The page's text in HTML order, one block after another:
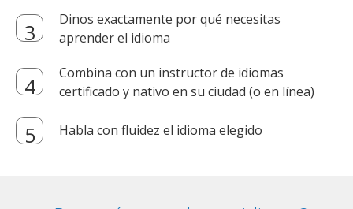
Dinos exactamente por qué necesitas
aprender el idioma
Combina con un instructor de idiomas
certificado y nativo en su ciudad (o en línea)
Habla con fluidez el idioma elegido